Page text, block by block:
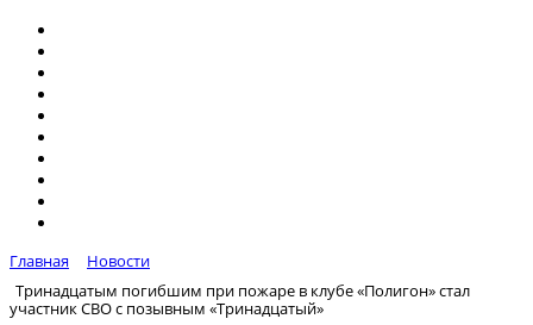
Главная
Новости
Тринадцатым погибшим при пожаре в клубе «Полигон» стал
участник СВО с позывным «Тринадцатый»